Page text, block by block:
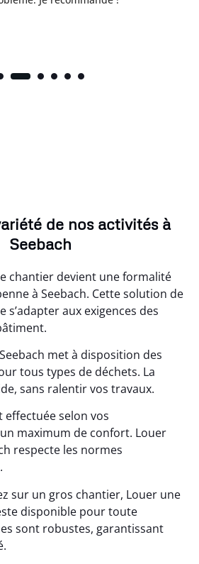
de nos activités à
Seebach
chantier devient une formalité
à Seebach. Cette solution de
aux exigences des
met à disposition des
tous types de déchets. La
sans ralentir vos travaux.
effectuée selon vos
maximum de confort. Louer
respecte les normes
sur un gros chantier, Louer une
disponible pour toute
sont robustes, garantissant